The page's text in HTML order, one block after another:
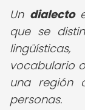
Un dialecto
que se
vocabulario
una región
personas.